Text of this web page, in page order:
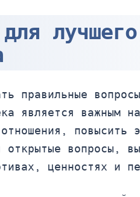
правильные
является важным
повысить
открытые вопросы,
ценностях и